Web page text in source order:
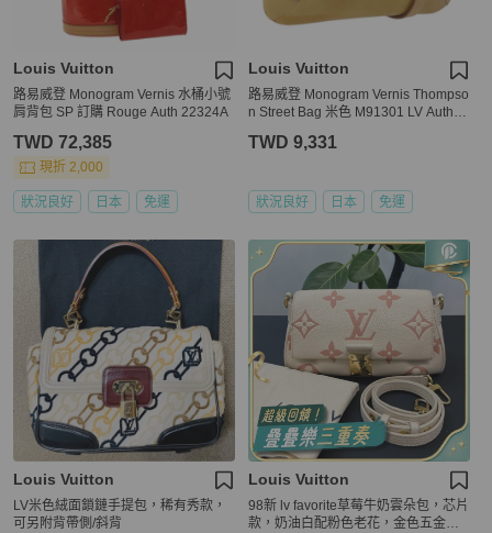
Louis Vuitton
路易威登 Monogram Vernis 水桶小號
肩背包 SP 訂購 Rouge Auth 22324A
TWD 72,385
現折 2,000
狀況良好 日本 免運
Louis Vuitton
路易威登 Monogram Vernis Thompso
n Street Bag 米色 M91301 LV Auth e
TWD 9,331
狀況良好 日本 免運
Louis Vuitton
LV米色絨面鎖鏈手提包，稀有秀款，
可另附背帶側/斜背
Louis Vuitton
98新 lv favorite草莓牛奶雲朵包，芯片
款，奶油白配粉色老花，金色五金鍊